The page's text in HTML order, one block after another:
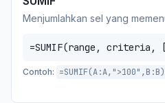
Menjumlahkan sel yang
=SUMIF(range, criteria,
Contoh: =SUMIF(A:A,">100",B:B)